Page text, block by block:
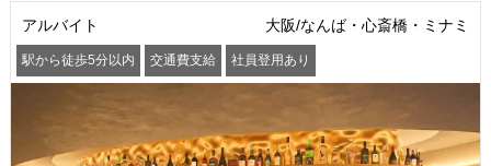
アルバイト 大阪/なんば・心斎橋・ミナミ
駅から徒歩5分以内 交通費支給 社員登用あり